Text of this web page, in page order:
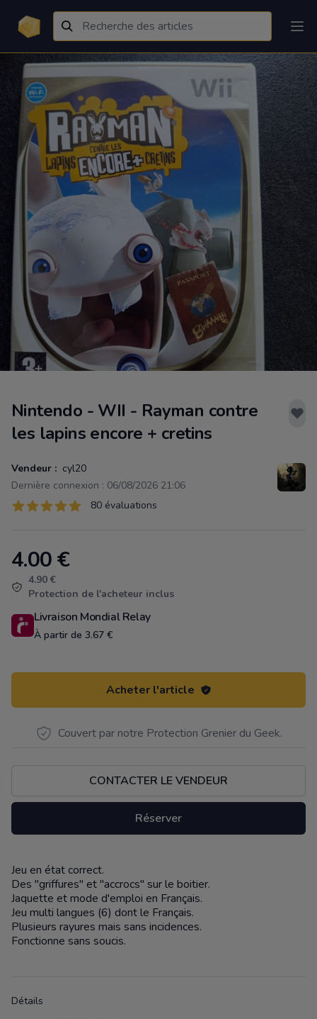
Nintendo - WII - Rayman contre
les lapins encore + cretins
Vendeur : cyl20
Dernière connexion : 06/08/2026 21:06
Évaluations
80 sur 5 étoiles 80 évaluations
Product information
4.00€
4.90 €
Protection de l'acheteur inclus
Livraison Mondial Relay
À partir de 3.67 €
Acheter l'article
Couvert par notre Protection Grenier du Geek.
CONTACTER LE VENDEUR
Réserver
Description
Jeu en état correct.
Des "griffures" et "accrocs" sur le boitier.
Jaquette et mode d'emploi en Français.
Jeu multi langues (6) dont le Français.
Plusieurs rayures mais sans incidences.
Fonctionne sans soucis.
Détails